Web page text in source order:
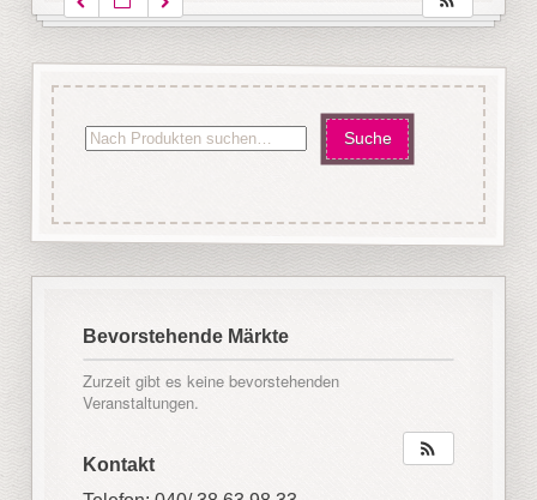
Bevorstehende Märkte
Zurzeit gibt es keine bevorstehenden
Veranstaltungen.
Kontakt